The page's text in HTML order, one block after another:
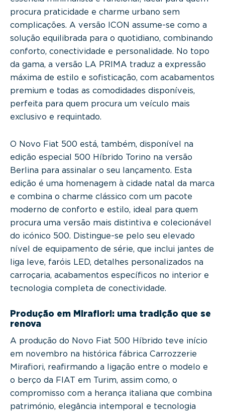
procura praticidade e charme urbano sem
complicações. A versão ICON assume-se como a
solução equilibrada para o quotidiano, combinando
conforto, conectividade e personalidade. No topo
da gama, a versão LA PRIMA traduz a expressão
máxima de estilo e sofisticação, com acabamentos
premium e todas as comodidades disponíveis,
perfeita para quem procura um veículo mais
exclusivo e requintado.
O Novo Fiat 500 está, também, disponível na
edição especial 500 Híbrido Torino na versão
Berlina para assinalar o seu lançamento. Esta
edição é uma homenagem à cidade natal da marca
e combina o charme clássico com um pacote
moderno de conforto e estilo, ideal para quem
procura uma versão mais distintiva e colecionável
do icónico 500. Distingue-se pelo seu elevado
nível de equipamento de série, que inclui jantes de
liga leve, faróis LED, detalhes personalizados na
carroçaria, acabamentos específicos no interior e
tecnologia completa de conectividade.
Produção em Mirafiori: uma tradição que se
renova
A produção do Novo Fiat 500 Híbrido teve início
em novembro na histórica fábrica Carrozzerie
Mirafiori, reafirmando a ligação entre o modelo e
o berço da FIAT em Turim, assim como, o
compromisso com a herança italiana que combina
património, elegância intemporal e tecnologia